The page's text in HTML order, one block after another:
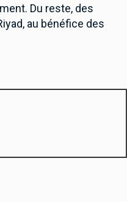
Du reste, des
au bénéfice des
nos informations exclusives